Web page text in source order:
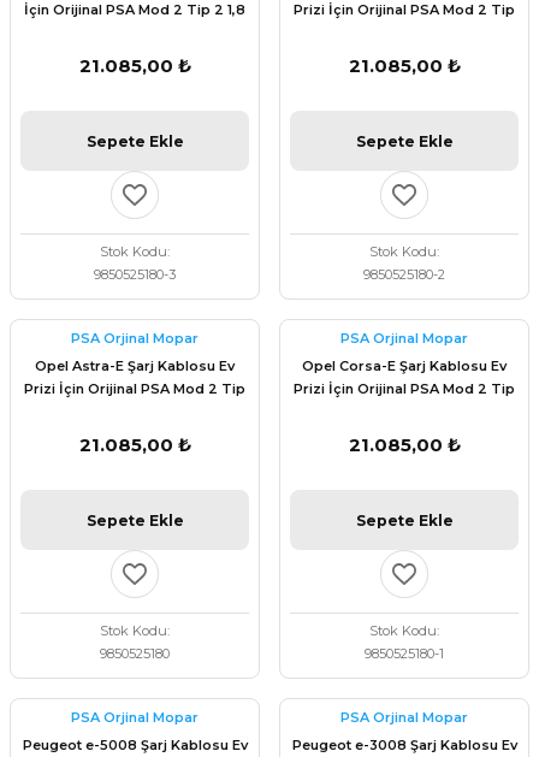
İçin Orijinal PSA Mod 2 Tip 2 1,8
21.085,00 ₺
Sepete Ekle
Stok Kodu
9850525180-3
Prizi İçin Orijinal PSA Mod 2 Tip
21.085,00 ₺
Sepete Ekle
Stok Kodu
9850525180-2
PSA Orjinal Mopar
Opel Astra-E Şarj Kablosu Ev
Prizi İçin Orijinal PSA Mod 2 Tip
21.085,00 ₺
Sepete Ekle
Stok Kodu
9850525180
PSA Orjinal Mopar
Opel Corsa-E Şarj Kablosu Ev
Prizi İçin Orijinal PSA Mod 2 Tip
21.085,00 ₺
Sepete Ekle
Stok Kodu
9850525180-1
PSA Orjinal Mopar
Peugeot e-5008 Şarj Kablosu Ev
PSA Orjinal Mopar
Peugeot e-3008 Şarj Kablosu Ev